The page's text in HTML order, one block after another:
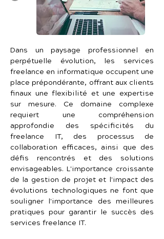
Dans un paysage professionnel en
perpétuelle évolution, les services
freelance en informatique occupent une
place prépondérante, offrant aux clients
finaux une flexibilité et une expertise
sur mesure. Ce domaine complexe
requiert une compréhension
approfondie des spécificités du
freelance IT, des processus de
collaboration efficaces, ainsi que des
défis rencontrés et des solutions
envisageables. L'importance croissante
de la gestion de projet et l'impact des
évolutions technologiques ne font que
souligner l'importance des meilleures
pratiques pour garantir le succès des
services freelance IT.